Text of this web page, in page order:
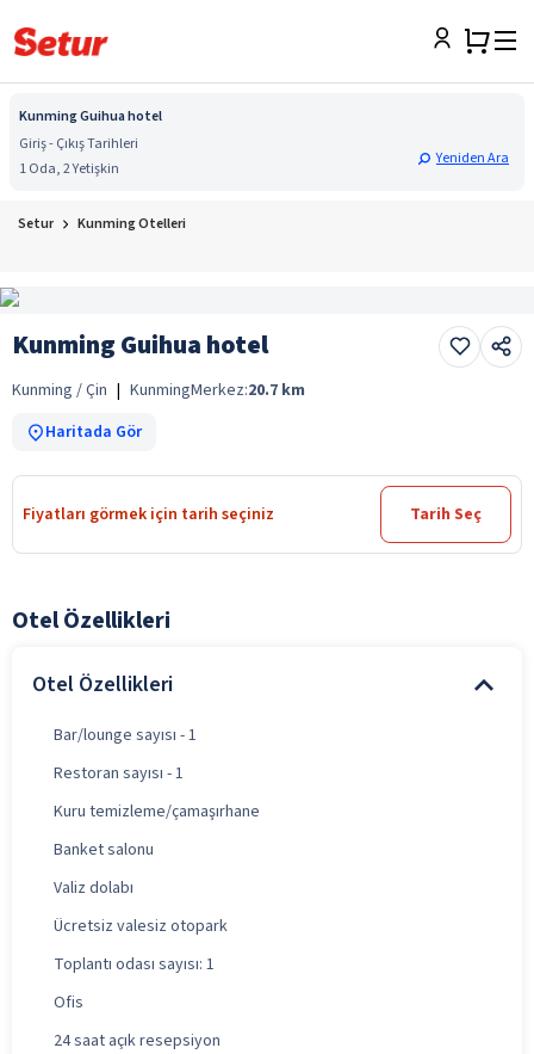
Kunming Guihua hotel
Giriş - Çıkış Tarihleri
1 Oda, 2 Yetişkin
Yeniden Ara
Setur Kunming Otelleri
Kunming Guihua hotel
Kunming / Çin | KunmingMerkez:20.7 km
Haritada Gör
Fiyatları görmek için tarih seçiniz Tarih Seç
Otel Özellikleri
Otel Özellikleri
Bar/lounge sayısı - 1
Restoran sayısı - 1
Kuru temizleme/çamaşırhane
Banket salonu
Valiz dolabı
Ücretsiz valesiz otopark
Toplantı odası sayısı: 1
Ofis
24 saat açık resepsiyon